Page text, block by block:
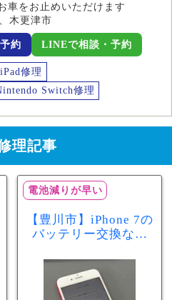
車をお止めいただけます
木更津市
約 LINEで相談・予約
iPad修理
Switch修理
理記事
電池減りが早い
【豊川市】iPhone 7の
バッテリー交換なら
最大容量70％で電池
の減りが早い症状も
当日60分で改善